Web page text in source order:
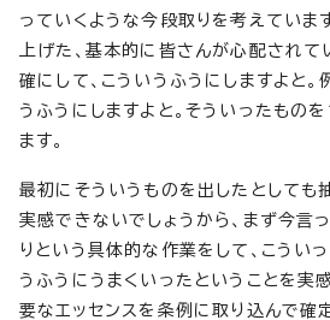
っていくような今段取りを考えていま
上げた、基本的に皆さんが心配されて
確にして、こういうふうにしますよと。
うふうにしますよと。そういったもの
ます。
最初にそういうものを出したとしても
実感できないでしょうから、まず今言
りという具体的な作業をして、こうい
うふうにうまくいったということを実
要なエッセンスを条例に取り込んで確